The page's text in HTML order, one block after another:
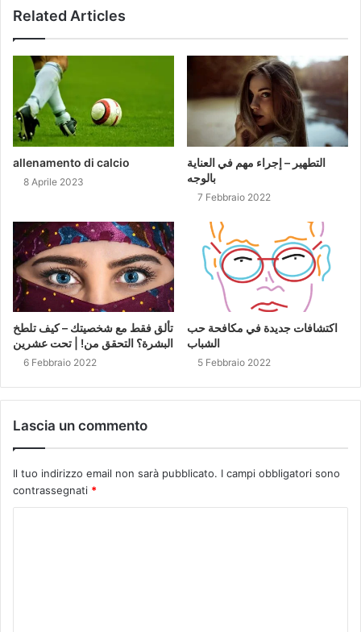
Related Articles
allenamento di calcio
8 Aprile 2023
التطهير – إجراء مهم في العناية
بالوجه
7 Febbraio 2022
تألق فقط مع شخصيتك – كيف تلطخ
البشرة؟ التحقق من! | تحت عشرين
6 Febbraio 2022
اكتشافات جديدة في مكافحة حب
الشباب
5 Febbraio 2022
Lascia un commento
Il tuo indirizzo email non sarà pubblicato. I campi obbligatori sono
contrassegnati *